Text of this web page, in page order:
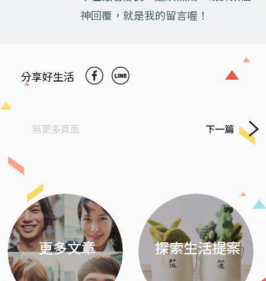
神回覆，就是我的留言喔！
分享好生活
無更多頁面 下一篇
更多文章 探索生活提案